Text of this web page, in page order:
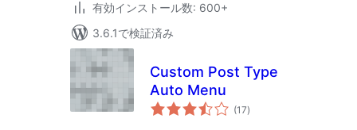
有効インストール数: 600+
3.6.1で検証済み
Custom Post Type
Auto Menu
(17個
の)